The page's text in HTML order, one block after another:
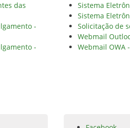
das
-
-
Sistema
Sistema
Solicitação de
Webmail
Webmail OWA